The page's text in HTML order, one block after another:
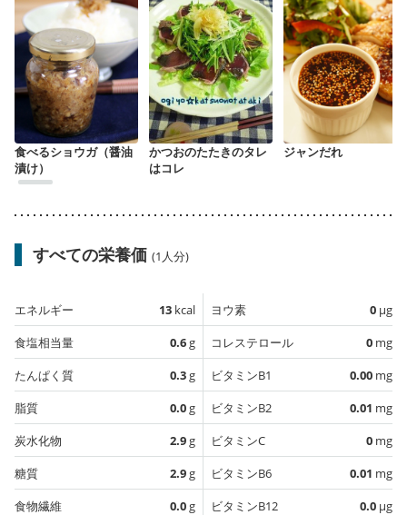
食べるショウガ（醤油
漬け）
かつおのたたきのタレ
はコレ
ジャンだれ
すべての栄養価 (1人分)
エネルギー 13 kcal
食塩相当量
0.6g
たんぱく質
0.3g
脂質
0.0g
炭水化物
2.9g
糖質
2.9g
食物繊維
0.0g
ヨウ素 0 µg
コレステロール
0 mg
ビタミンB1
0.00 mg
ビタミンB2
0.01 mg
ビタミンC
0 mg
ビタミンB6
0.01 mg
ビタミンB12
0.0 µg